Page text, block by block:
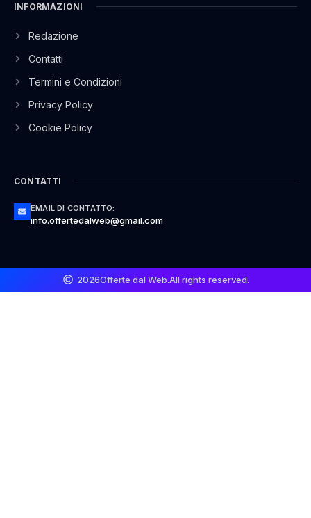
INFORMAZIONI
Redazione
Contatti
Termini e Condizioni
Privacy Policy
Cookie Policy
CONTATTI
EMAIL DI CONTATTO:
info.offertedalweb@gmail.com
2026Offerte dal Web.All rights reserved.